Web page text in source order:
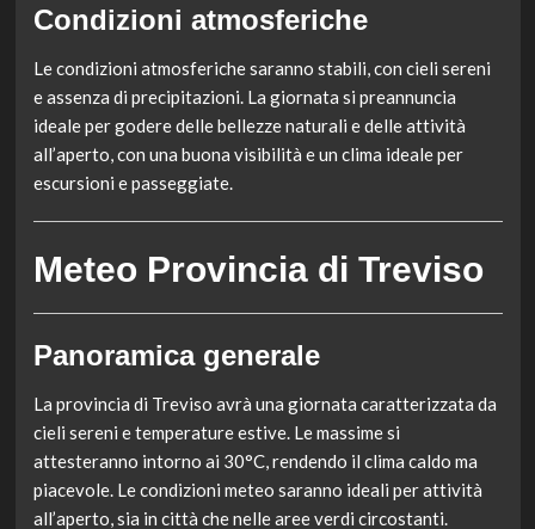
Condizioni atmosferiche
Le condizioni atmosferiche saranno stabili, con cieli sereni
e assenza di precipitazioni. La giornata si preannuncia
ideale per godere delle bellezze naturali e delle attività
all’aperto, con una buona visibilità e un clima ideale per
escursioni e passeggiate.
Meteo Provincia di Treviso
Panoramica generale
La provincia di Treviso avrà una giornata caratterizzata da
cieli sereni e temperature estive. Le massime si
attesteranno intorno ai 30°C, rendendo il clima caldo ma
piacevole. Le condizioni meteo saranno ideali per attività
all’aperto, sia in città che nelle aree verdi circostanti.